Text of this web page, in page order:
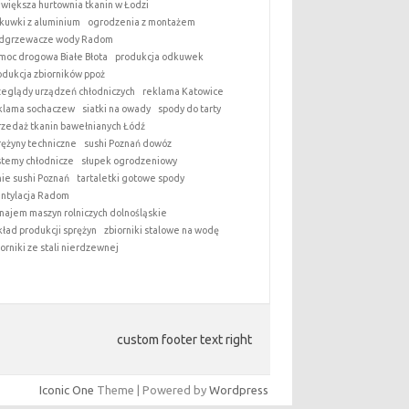
hurtownia tkanin w Łodzi
z aluminium
ogrodzenia z montażem
wody Radom
drogowa Białe Błota
produkcja odkuwek
zbiorników ppoż
urządzeń chłodniczych
reklama Katowice
sochaczew
siatki na owady
spody do tarty
tkanin bawełnianych Łódź
techniczne
sushi Poznań dowóz
chłodnicze
słupek ogrodzeniowy
sushi Poznań
tartaletki gotowe spody
Radom
maszyn rolniczych dolnośląskie
produkcji sprężyn
zbiorniki stalowe na wodę
ze stali nierdzewnej
custom footer text right
Iconic One Theme | Powered by Wordpress